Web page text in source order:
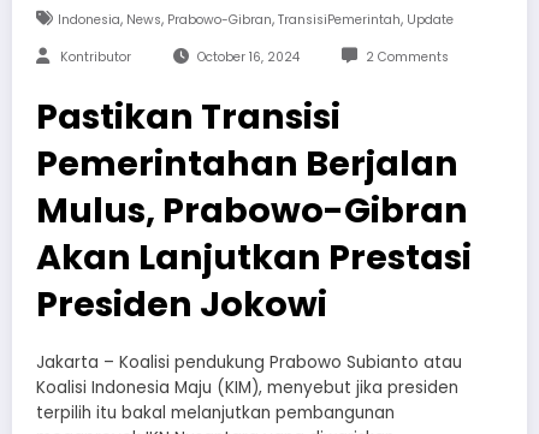
Indonesia, News, Prabowo-Gibran, TransisiPemerintah, Update
Kontributor October 16, 2024 2 Comments
Pastikan Transisi
Pemerintahan Berjalan
Mulus, Prabowo-Gibran
Akan Lanjutkan Prestasi
Presiden Jokowi
Jakarta – Koalisi pendukung Prabowo Subianto atau
Koalisi Indonesia Maju (KIM), menyebut jika presiden
terpilih itu bakal melanjutkan pembangunan